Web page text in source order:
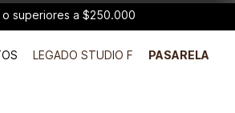
o superiores a $250.000
LEGADO STUDIO F PASARELA